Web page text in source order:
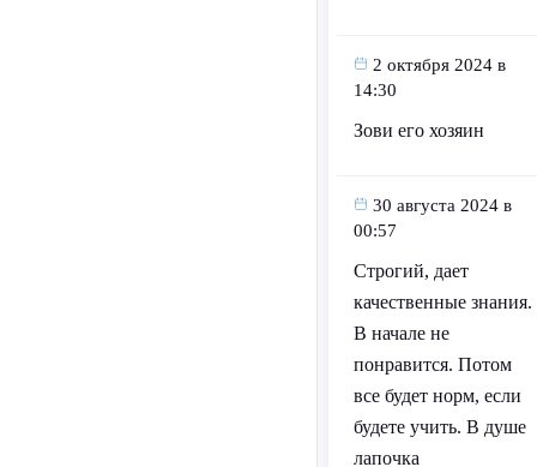
2 октября 2024 в
14:30
Зови его хозяин
30 августа 2024 в
00:57
Строгий, дает
качественные знания.
В начале не
понравится. Потом
все будет норм, если
будете учить. В душе
лапочка